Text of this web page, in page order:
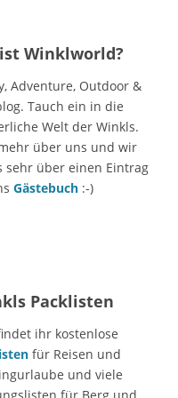
Winklworld?
Adventure, Outdoor &
Tauch ein in die
Welt der Winkls.
über uns und wir
sehr über einen Eintrag
Gästebuch :-)
Packlisten
ihr kostenlose
für Reisen und
und viele